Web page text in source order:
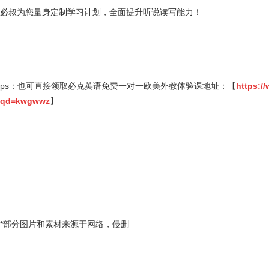
必叔为您量身定制学习计划，全面提升听说读写能力！
ps：也可直接领取必克英语免费一对一欧美外教体验课地址：【https://
qd=kwgwwz】
*部分图片和素材来源于网络，侵删